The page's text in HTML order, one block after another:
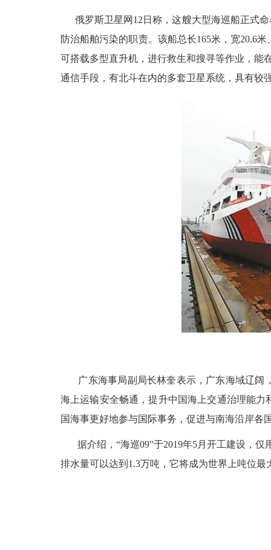
俄罗斯卫星网12日称，这艘大型海巡船正式命
防治船舶污染的职责。该船总长165米，宽20.6
可搭载多型直升机，进行救生和搜寻等作业，能
通信手段，有北斗在内的多套卫星系统，具有较
广东海事局副局长林奎表示，广东海域辽阔
海上运输安全畅通，提升中国海上交通治理能
国海事更好地参与国际事务，促进与南海沿岸各
据介绍， “海巡09”于2019年5月开工建设，仅
排水量可以达到 1.3万吨，它将成为世界上吨位最